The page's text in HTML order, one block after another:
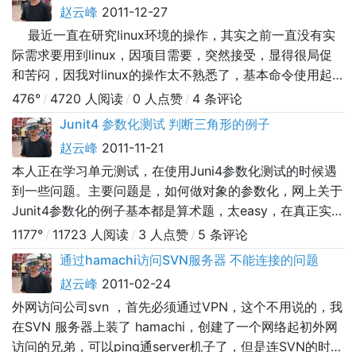
& make i赵云峰 2011-12-27
最近一直在研究linux环境的操作，其实之前一直没有实
际需求要用到linux，因项目需要，突然接受，显得很局促
和苦闷，因我对linux的操作太不熟悉了，基本命令使用起
来都很苦逼。现在突然需要搭建linux的环境以部署项目和
后面的测试开展，感觉事出突然，一片茫然，不想接手那就
是在退却，后果就会很严重，发展将会很不利啊！接手的话
就是需要从无到有，一步一步慢慢开始，前途光明，
476° / 4720 人阅读 / 0 人点赞 / 4 条评论
Junit4 参数化测试 判断三角形的例子
赵云峰 2011-11-21
本人正在学习单元测试，在使用Juni4参数化测试的时候遇
到一些问题。主要问题是，如何做对象的参数化，网上关于
Junit4参数化的例子基本都是算术题，太easy，在真正实战
中我想肯定要复杂的多，对于我们初学者来讲，尤其是俺们
自学的同学，复杂的参数怎么做，几乎没有指引啊。经过一
点努力，小可终于发掘出了点名堂，现在写来于大家分享一
下，如有不当之处，请大家一起修正，欢迎讨论共进步啊。
废话不多说了，实战如
1177° / 11723 人阅读 / 3 人点赞 / 5 条评论
通过hamachi访问SVN服务器 不能连接的问题
赵云峰 2011-02-24
外网访问公司svn ，首先必须通过VPN，这个不用说的，我
在SVN 服务器上装了 hamachi，创建了一个网络起初外网
访问的兄弟，可以ping通server机子了，但是连SVN的时候